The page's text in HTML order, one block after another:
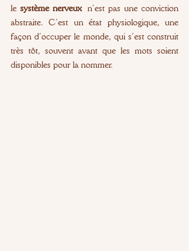
le système nerveux n’est pas une conviction
abstraite. C’est un état physiologique, une
façon d’occuper le monde, qui s’est construit
très tôt, souvent avant que les mots soient
disponibles pour la nommer.